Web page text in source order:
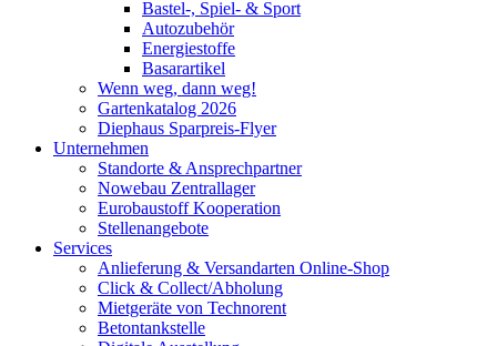
Bastel-, Spiel- & Sport
Autozubehör
Energiestoffe
Basarartikel
Wenn weg, dann weg!
Gartenkatalog 2026
Diephaus Sparpreis-Flyer
Unternehmen
Standorte & Ansprechpartner
Nowebau Zentrallager
Eurobaustoff Kooperation
Stellenangebote
Services
Anlieferung & Versandarten Online-Shop
Click & Collect/Abholung
Mietgeräte von Technorent
Betontankstelle